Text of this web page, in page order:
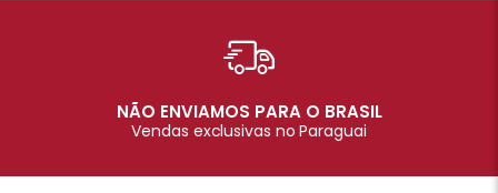
NÃO ENVIAMOS PARA O BRASIL
Vendas exclusivas no Paraguai